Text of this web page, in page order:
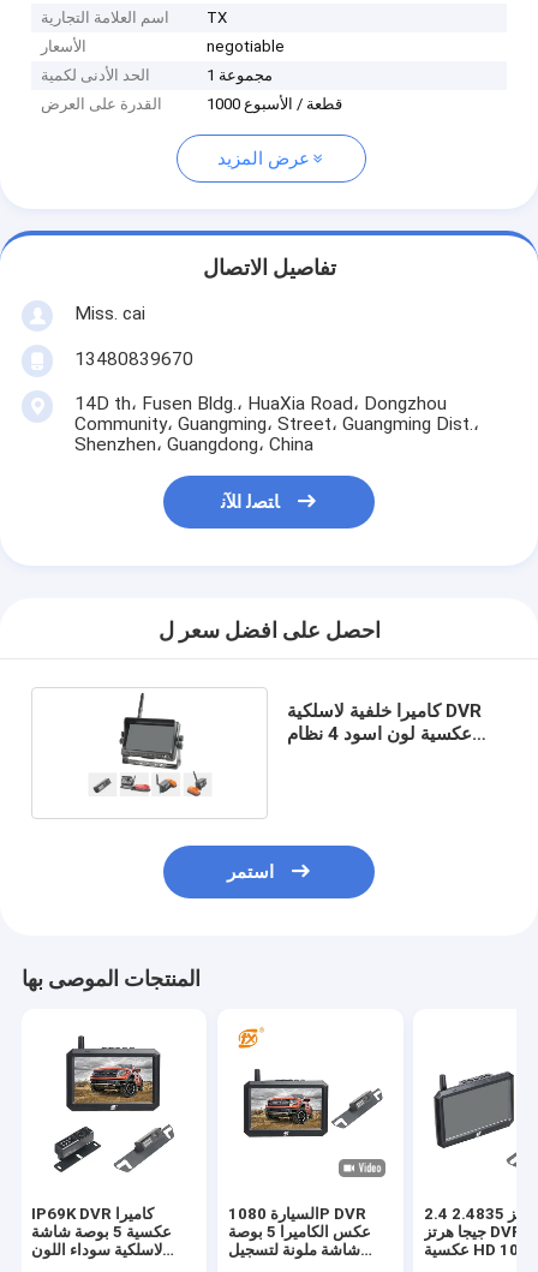
اسم العلامة التجارية
TX
الأسعار
negotiable
الحد الأدنى لكمية
1 مجموعة
القدرة على العرض
1000 قطعة / الأسبوع
عرض المزيد
تفاصيل الاتصال
Miss. cai
13480839670
14D th، Fusen Bldg.، HuaXia Road، Dongzhou
Community، Guangming، Street، Guangming Dist.،
Shenzhen، Guangdong، China
ﺎﺘﺼﻟ ﺍﻶﻧ
احصل على افضل سعر ل
كاميرا خلفية لاسلكية DVR
عكسية لون اسود 4 نظام
استمر
المنتجات الموصى بها
IP69K DVR كاميرا
عكسية 5 بوصة شاشة
لاسلكية سوداء اللون
السيارة 1080P DVR
عكس الكاميرا 5 بوصة
شاشة ملونة لتسجيل
2.4 جيجا هرتز 2.4835
جيجا هرتز DVR كاميرا
عكسية HD 1080P 5